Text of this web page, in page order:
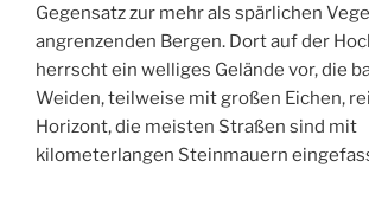
Gegensatz zur mehr als spärlichen
angrenzenden Bergen. Dort auf der
herrscht ein welliges Gelände vor, die
Weiden, teilweise mit großen Eichen,
Horizont, die meisten Straßen sind mit
kilometerlangen Steinmauern